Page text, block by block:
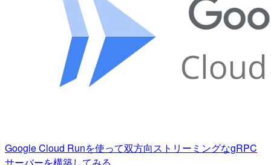
Google Cloud Runを使って双方向ストリーミングなgRPC
サーバーを構築してみる